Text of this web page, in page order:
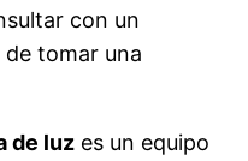
con un
tomar una
de luz es un equipo